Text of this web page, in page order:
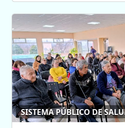
SISTEMA PÚBLICO DE